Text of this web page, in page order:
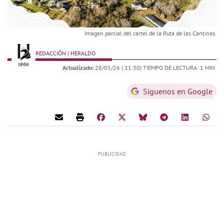
Imagen parcial del cartel de la Ruta de las Cantinas.
REDACCIÓN | HERALDO
Actualizado: 28/05/26 | 11:30| TIEMPO DE LECTURA: 1 MIN.
Síguenos en Google